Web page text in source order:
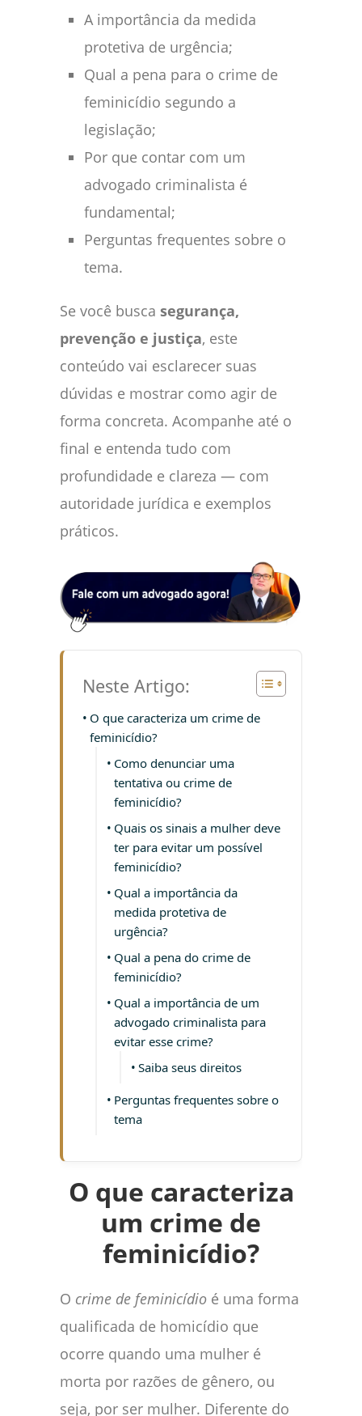
A importância da medida
protetiva de urgência;
Qual a pena para o crime de
feminicídio segundo a
legislação;
Por que contar com um
advogado criminalista é
fundamental;
Perguntas frequentes sobre o
tema.
Se você busca segurança,
prevenção e justiça, este
conteúdo vai esclarecer suas
dúvidas e mostrar como agir de
forma concreta. Acompanhe até o
final e entenda tudo com
profundidade e clareza — com
autoridade jurídica e exemplos
práticos.
Neste Artigo:
O que caracteriza um crime de
feminicídio?
Como denunciar uma
tentativa ou crime de
feminicídio?
Quais os sinais a mulher deve
ter para evitar um possível
feminicídio?
Qual a importância da
medida protetiva de
urgência?
Qual a pena do crime de
feminicídio?
Qual a importância de um
advogado criminalista para
evitar esse crime?
Saiba seus direitos
Perguntas frequentes sobre o
tema
O que caracteriza
um crime de
feminicídio?
O crime de feminicídio é uma forma
qualificada de homicídio que
ocorre quando uma mulher é
morta por razões de gênero, ou
seja, por ser mulher. Diferente do